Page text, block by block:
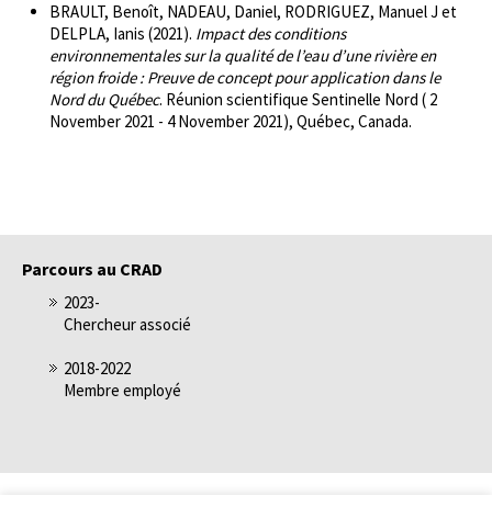
BRAULT, Benoît, NADEAU, Daniel, RODRIGUEZ, Manuel J et
DELPLA, Ianis (2021). Impact des conditions
environnementales sur la qualité de l’eau d’une rivière en
région froide : Preuve de concept pour application dans le
Nord du Québec. Réunion scientifique Sentinelle Nord ( 2
November 2021 - 4 November 2021), Québec, Canada.
Parcours au CRAD
2023-
Chercheur associé
2018-2022
Membre employé